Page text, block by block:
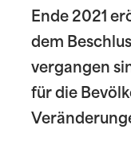
Ende 2021
dem
vergangen
für die